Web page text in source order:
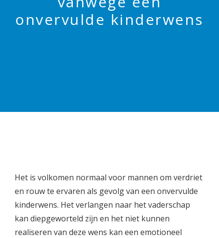
onvervulde kinderwens
Het is volkomen normaal voor mannen om verdriet
en rouw te ervaren als gevolg van een onvervulde
kinderwens. Het verlangen naar het vaderschap
kan diepgeworteld zijn en het niet kunnen
realiseren van deze wens kan een emotioneel